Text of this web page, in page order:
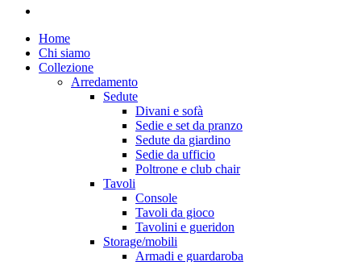
Close
Menu
Home
Chi siamo
Collezione
Arredamento
Sedute
Divani e sofà
Sedie e set da pranzo
Sedute da giardino
Sedie da ufficio
Poltrone e club chair
Tavoli
Console
Tavoli da gioco
Tavolini e gueridon
Storage/mobili
Armadi e guardaroba